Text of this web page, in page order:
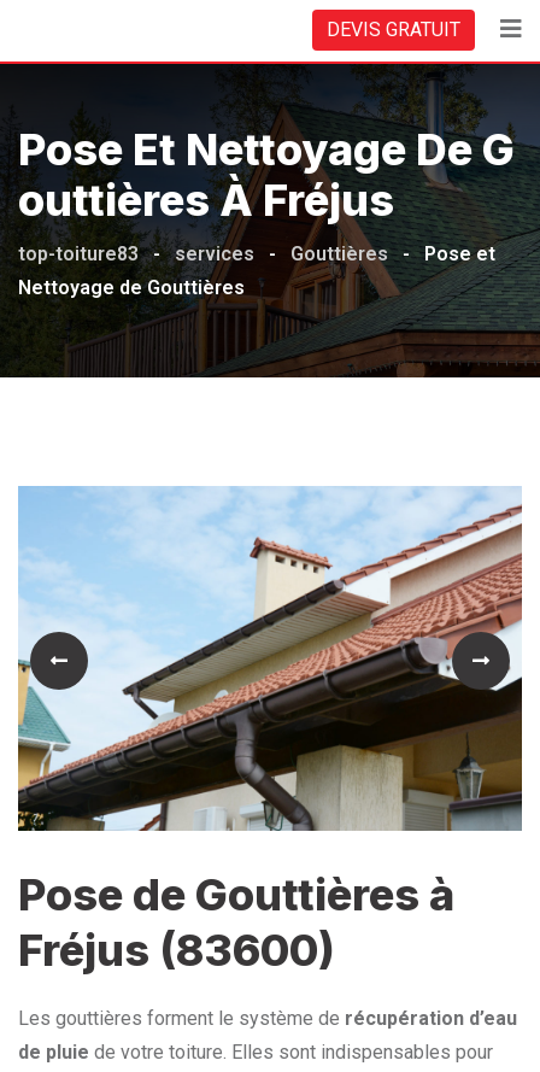
DEVIS GRATUIT
Pose Et Nettoyage De G
Outtières À Fréjus
top-toiture83 - services - Gouttières - Pose et
Nettoyage de Gouttières
Pose de Gouttières à
Fréjus (83600)
Les gouttières forment le système de récupération d’eau
de pluie de votre toiture. Elles sont indispensables pour